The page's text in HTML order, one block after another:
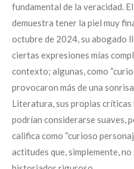
fundamental de la veracidad.
demuestra tener la piel muy
octubre de 2024, su abogado
ciertas expresiones mías
contexto; algunas, como
provocaron más de una
Literatura, sus propias
podrían considerarse suaves,
califica como “curioso
actitudes que, simplemente,